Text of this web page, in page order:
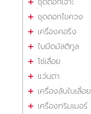
ชุดดอกไขควง
เครื่องคอริ่ง
ใบมีดมัลติทูล
โซ่เลื่อย
แว่นตา
เครื่องลับใบเลื่อย
เครื่องทริมเมอร์